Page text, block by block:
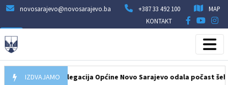
novosarajevo@novosarajevo.ba +387 33 492 100
MAP
KONTAKT
IZDVAJAMO
Delegacija Općine Novo Sarajevo odala počast šehidima i